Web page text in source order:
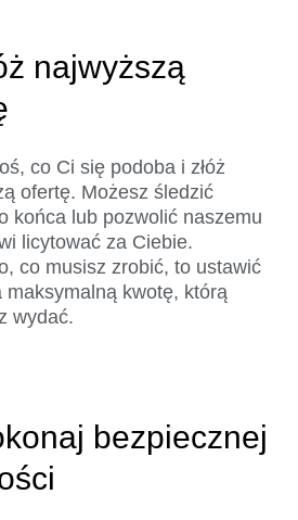
najwyższą
co Ci się podoba i złóż
ofertę. Możesz śledzić
końca lub pozwolić naszemu
licytować za Ciebie.
co musisz zrobić, to ustawić
maksymalną kwotę, którą
wydać.
bezpiecznej